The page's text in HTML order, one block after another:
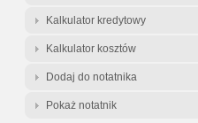
Kalkulator kredytowy
Kalkulator kosztów
Dodaj do notatnika
Pokaż notatnik